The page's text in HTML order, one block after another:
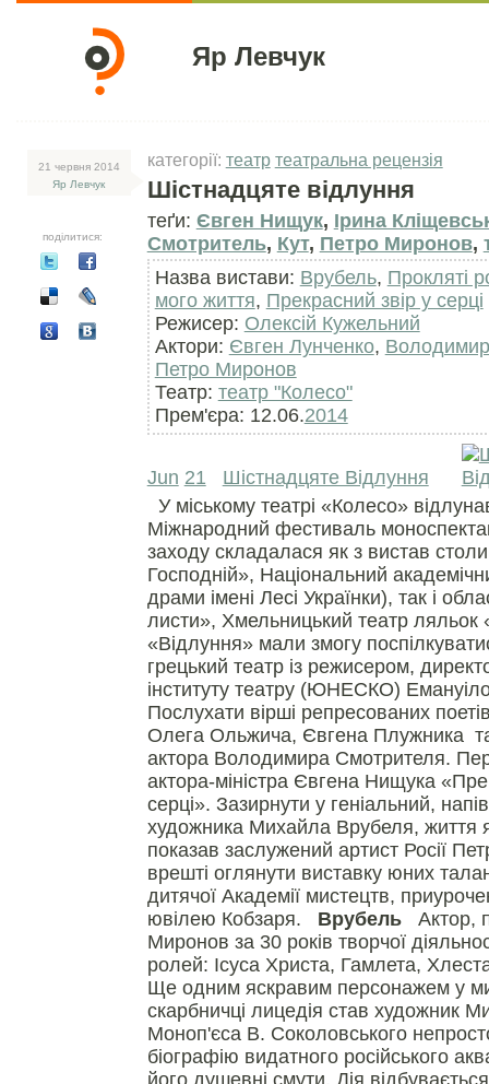
Яр Левчук
21 червня 2014
Яр Левчук
поділитися:
категорії: театр театральна рецензія
Шістнадцяте відлуння
теґи: Євген Нищук, Ірина
Смотритель, Кут, Петро Миронов,
Назва вистави: Врубель, Прокляті
мого життя, Прекрасний звір у серці
Режисер: Олексій Кужельний
Актори: Євген Лунченко,
Петро Миронов
Театр: театр "Колесо"
Прем'єра: 12.06.2014
Jun 21
Шістнадцяте Відлуння
У міському театрі «Колесо»
Міжнародний фестиваль
заходу складалася як з вистав
Господній», Національний
драми імені Лесі Українки), так і
листи», Хмельницький театр ляльок
«Відлуння» мали змогу
грецький театр із режисером,
інституту театру (ЮНЕСКО)
Послухати вірші репресованих
Олега Ольжича, Євгена Плужника
актора Володимира Смотрителя.
актора-міністра Євгена Нищука
серці». Зазирнути у геніальний,
художника Михайла Врубеля, життя
показав заслужений артист Росії
врешті оглянути виставку юних
дитячої Академії мистецтв,
ювілею Кобзаря. ВрубельАктор,
Миронов за 30 років творчої
ролей: Ісуса Христа, Гамлета,
Ще одним яскравим персонажем у
скарбничці лицедія став художник
Моноп'єса В. Соколовського
біографію видатного російського
його душевні смути. Дія